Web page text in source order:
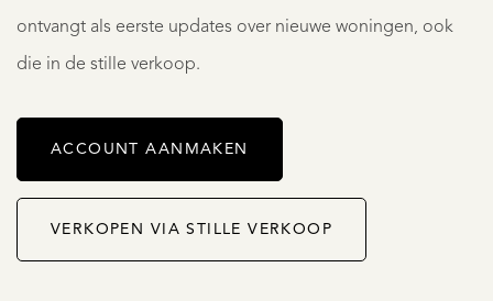
ontvangt als eerste updates over nieuwe woningen, ook
die in de stille verkoop.
ACCOUNT AANMAKEN
VERKOPEN VIA STILLE VERKOOP